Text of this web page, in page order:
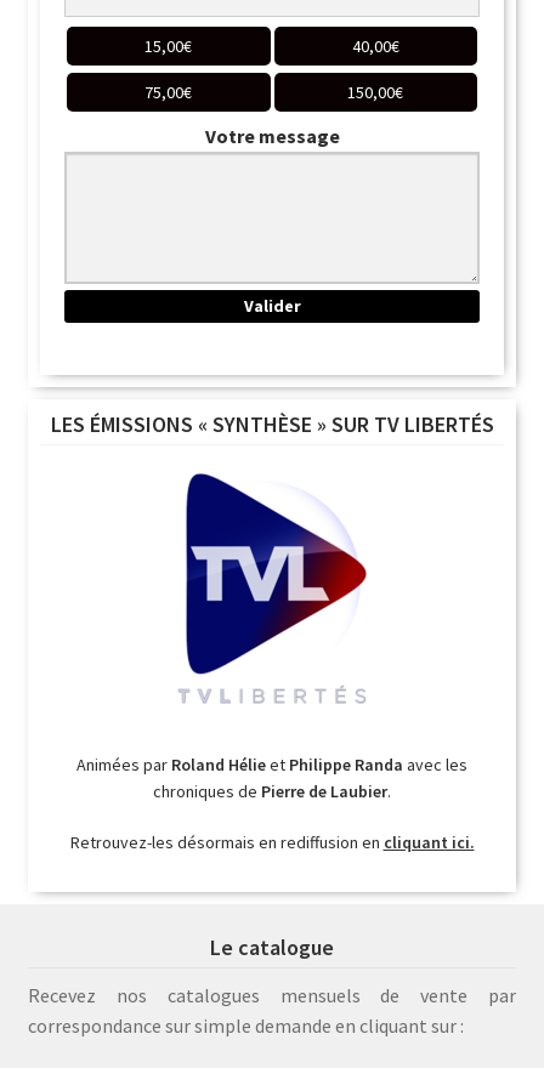
15,00€ 40,00€
75,00€ 150,00€
Votre message
LES ÉMISSIONS « SYNTHÈSE » SUR TV LIBERTÉS
Animées par Roland Hélieet Philippe Randa avec les
chroniques de Pierre de Laubier.
Retrouvez-les désormais en rediffusion en cliquant ici.
Le catalogue
Recevez nos catalogues mensuels de vente par
correspondance sur simple demande en cliquant sur :